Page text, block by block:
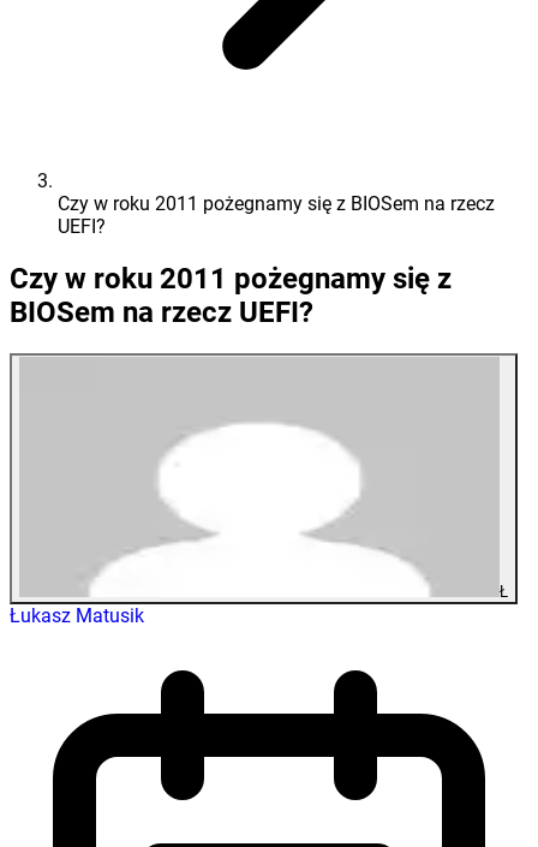
Czy w roku 2011 pożegnamy się z BIOSem na rzecz
UEFI?
Czy w roku 2011 pożegnamy się z
BIOSem na rzecz UEFI?
Ł
Łukasz Matusik